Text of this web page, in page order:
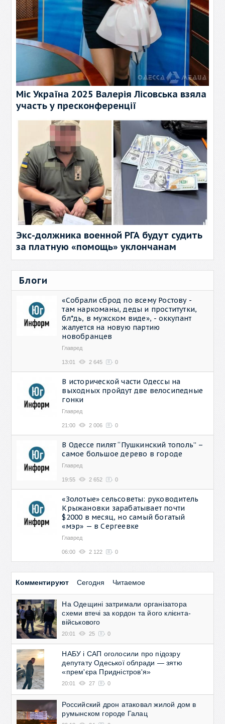
Міс Україна 2025 Валерія Лісовська взяла
участь у пресконференції
Экс-должника военной РГА будут судить
за платную «помощь» уклончанам
Блоги
«Собрали сброд по всему Ростову -
там наркоманы, деды и проститутки,
бл*дь, в мужском виде», - оккупант
жалуется на новую партию
новобранцев
Главред
13:01 2 645 0
В исторической части Одессы на
выходных пройдут две велосипедные
гонки
Главред
21:00 2 006 0
В Одессе пилят “Пушкинский тополь” –
самое большое дерево в городе
Главред
19:55 2 652 0
«Золотые» сельсоветы: руководитель
Крыжановки зарабатывает почти
$2000 в месяц, но самый богатый
«мэр» — в Сергеевке
Главред
06:00 2 122 0
Комментируют Сегодня Читаемое
На Одещині затримали організатора
схеми втечі за кордон та його клієнта-
військового
20:01 25 0
НАБУ і САП оголосили про підозру
депутату Одеської облради — зятю
«прем'єра Придністров'я»
20:01 27 0
Российский дрон атаковал жилой дом в
румынском городе Галац